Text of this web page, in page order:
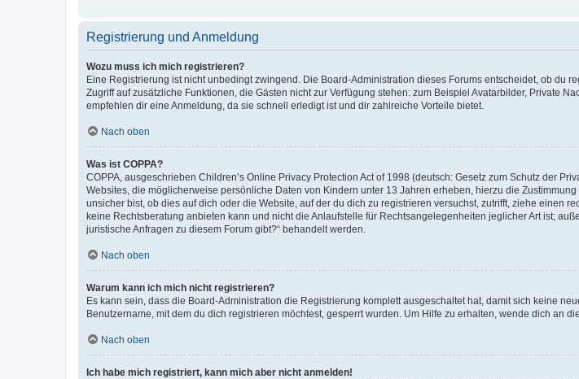
Registrierung und Anmeldung
Wozu muss ich mich registrieren?
Eine Registrierung ist nicht unbedingt zwingend. Die Board-Administration dieses Forums entscheidet, ob du
Zugriff auf zusätzliche Funktionen, die Gästen nicht zur Verfügung stehen: zum Beispiel Avatarbilder, Private
empfehlen dir eine Anmeldung, da sie schnell erledigt ist und dir zahlreiche Vorteile bietet.
Nach oben
Was ist COPPA?
COPPA, ausgeschrieben Children’s Online Privacy Protection Act of 1998 (deutsch: Gesetz zum Schutz der
Websites, die möglicherweise persönliche Daten von Kindern unter 13 Jahren erheben, hierzu die
unsicher bist, ob dies auf dich oder die Website, auf der du dich zu registrieren versuchst, zutrifft, ziehe einen
keine Rechtsberatung anbieten kann und nicht die Anlaufstelle für Rechtsangelegenheiten jeglicher Art ist;
juristische Anfragen zu diesem Forum gibt?“ behandelt werden.
Nach oben
Warum kann ich mich nicht registrieren?
Es kann sein, dass die Board-Administration die Registrierung komplett ausgeschaltet hat, damit sich keine
Benutzername, mit dem du dich registrieren möchtest, gesperrt wurden. Um Hilfe zu erhalten, wende dich an
Nach oben
Ich habe mich registriert, kann mich aber nicht anmelden!